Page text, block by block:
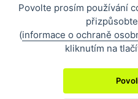
Ochrana
O
Povolte prosím používání
(informace o ochraně
kliknutím na